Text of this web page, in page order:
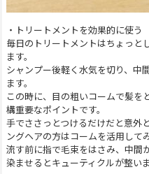
・トリートメントを効果的に使う
毎日のトリートメントはちょっと
ます。
シャンプー後軽く水気を切り、中
ます。
この時に、目の粗いコームで髪を
構重要なポイントです。
手でささっとつけるだけだと意外
ングヘアの方はコームを活用して
流す前に指で毛束をはさみ、中間
染ませるとキューティクルが整いま